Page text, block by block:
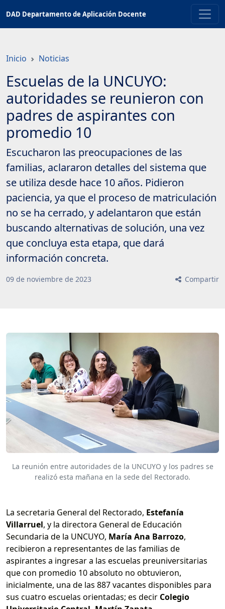
contenido
DAD Departamento de Aplicación Docente
Inicio Noticias
Escuelas de la UNCUYO:
autoridades se reunieron con
padres de aspirantes con
promedio 10
Escucharon las preocupaciones de las
familias, aclararon detalles del sistema que
se utiliza desde hace 10 años. Pidieron
paciencia, ya que el proceso de matriculación
no se ha cerrado, y adelantaron que están
buscando alternativas de solución, una vez
que concluya esta etapa, que dará
información concreta.
09 de noviembre de 2023 Compartir
La reunión entre autoridades de la UNCUYO y los padres se
realizó esta mañana en la sede del Rectorado.
La secretaria General del Rectorado, Estefanía
Villarruel, y la directora General de Educación
Secundaria de la UNCUYO, María Ana Barrozo,
recibieron a representantes de las familias de
aspirantes a ingresar a las escuelas preuniversitarias
que con promedio 10 absoluto no obtuvieron,
inicialmente, una de las 887 vacantes disponibles para
sus cuatro escuelas orientadas; es decir Colegio